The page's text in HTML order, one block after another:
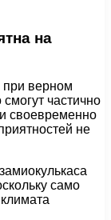
на
при верном
частично
своевременно
не
само